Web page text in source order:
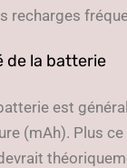
recharges
de la batterie
est
(mAh). Plus